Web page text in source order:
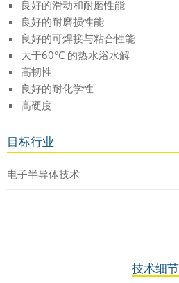
良好的滑动和耐磨性能
良好的耐磨损性能
良好的可焊接与粘合性能
大于60°C 的热水浴水解
高韧性
良好的耐化学性
高硬度
目标行业
电子半导体技术
技术细节